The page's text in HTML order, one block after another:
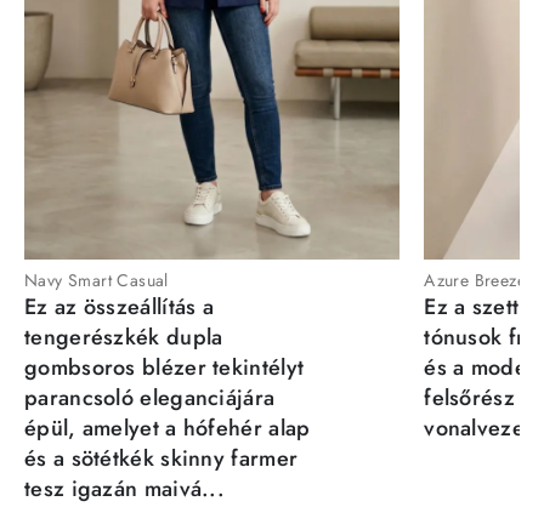
Navy Smart Casual
Ez az összeállítás a
tengerészkék dupla
gombsoros blézer tekintélyt
parancsoló eleganciájára
épül, amelyet a hófehér alap
és a sötétkék skinny farmer
tesz igazán maivá...
Azure Breeze
Ez a szett
tónusok
és a
felsőrész